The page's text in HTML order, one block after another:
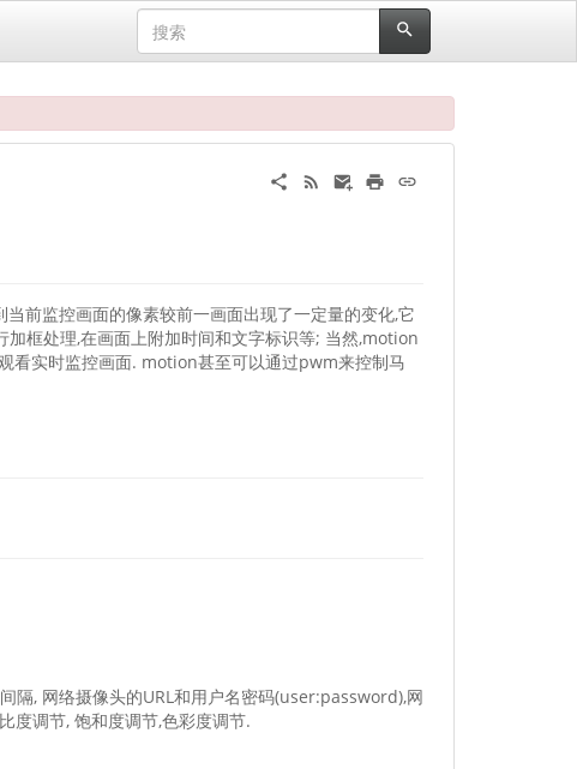
前监控画面的像素较前一画面出现了一定量的变化,它
框处理,在画面上附加时间和文字标识等; 当然,motion
看实时监控画面. motion甚至可以通过pwm来控制马
隔, 网络摄像头的URL和用户名密码(user:password),网
度调节, 饱和度调节,色彩度调节.